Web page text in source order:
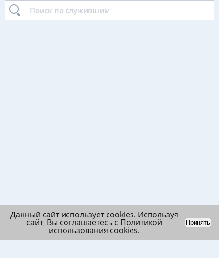
Данный сайт использует cookies. Используя
сайт, Вы соглашаетесьс Политикой
использования cookies.
Принять